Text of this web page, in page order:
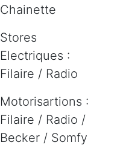
Chainette
Stores
Electriques :
Filaire / Radio
Motorisartions :
Filaire / Radio /
Becker / Somfy